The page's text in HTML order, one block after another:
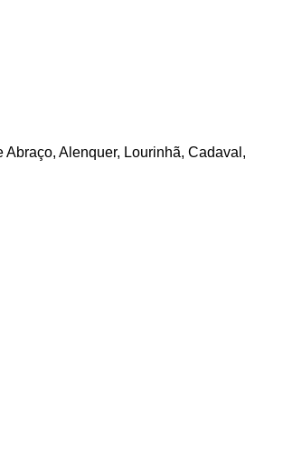
Abraço, Alenquer, Lourinhã, Cadaval,